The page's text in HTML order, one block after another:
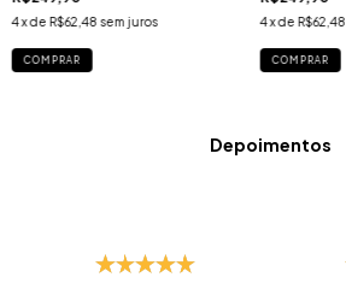
4x de R$62,48 sem juros
COMPRAR
4x de R$62,48
COMPRAR
Depoimentos